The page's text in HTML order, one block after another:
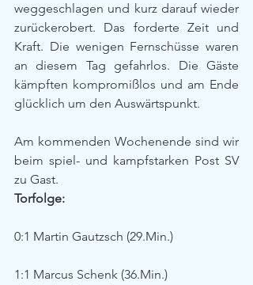
weggeschlagen und kurz darauf wieder
zurückerobert. Das forderte Zeit und
Kraft. Die wenigen Fernschüsse waren
an diesem Tag gefahrlos. Die Gäste
kämpften kompromißlos und am Ende
glücklich um den Auswärtspunkt.
Am kommenden Wochenende sind wir
beim spiel- und kampfstarken Post SV
zu Gast.
Torfolge:
0:1 Martin Gautzsch (29.Min.)
1:1 Marcus Schenk (36.Min.)